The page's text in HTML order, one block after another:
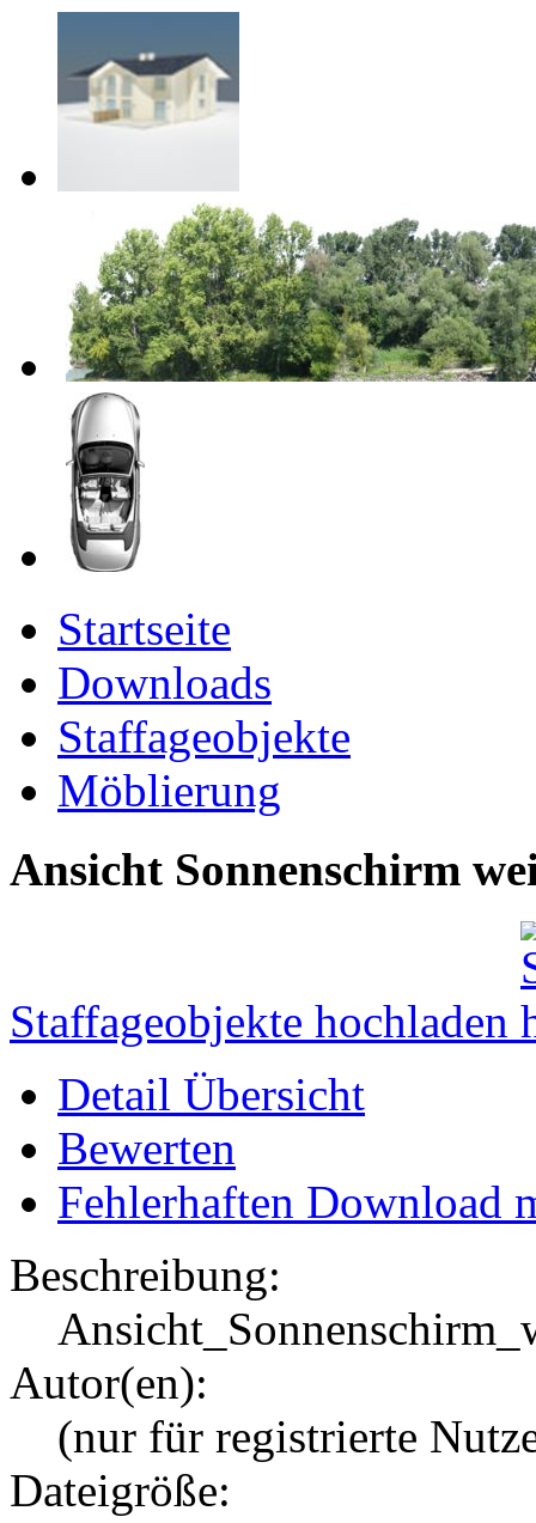
Startseite
Downloads
Staffageobjekte
Möblierung
Ansicht Sonnenschirm
Staffageobjekte hochladen
Detail Übersicht
Bewerten
Fehlerhaften Download
Beschreibung:
Autor(en):
(nur für registrierte
Dateigröße: